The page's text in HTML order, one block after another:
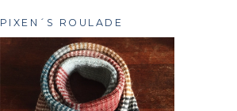
PIXEN´S ROULADE